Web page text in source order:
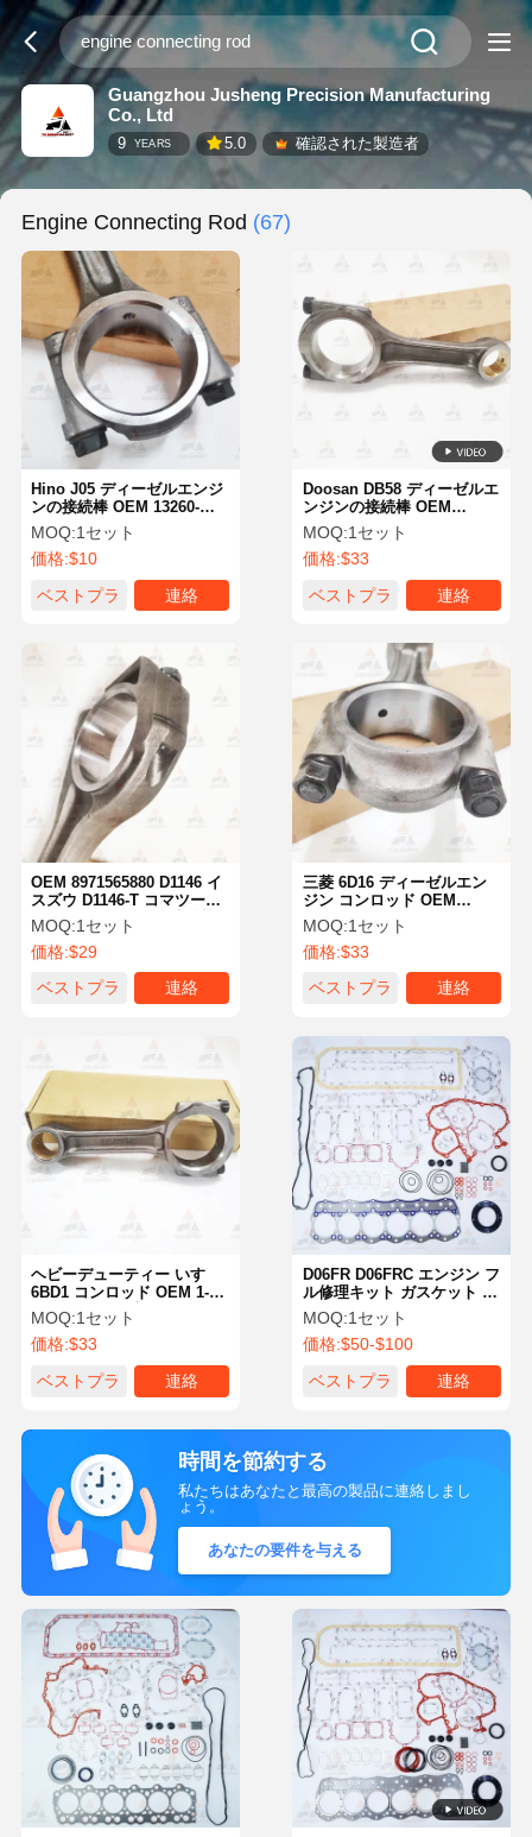
Guangzhou Jusheng Precision Manufacturing
Co., Ltd
9 YEARS 5.0 確認された製造者
Engine Connecting Rod (67)
Hino J05 ディーゼルエンジ
ンの接続棒 OEM 13260-
1790A 13260-E0100-01
MOQ:1セット
価格:$10
ベストプラ
連絡
Doosan DB58 ディーゼルエ
ンジンの接続棒 OEM
65.09401-6015 65.09401-
6002 エンジン接続棒
MOQ:1セット
価格:$33
ベストプラ
連絡
OEM 8971565880 D1146 イ
スズウ D1146-T コマツー
PC200用のエンジン接続棒
交換
MOQ:1セット
価格:$29
ベストプラ
連絡
三菱 6D16 ディーゼルエン
ジン コンロッド OEM
ME304973 ME304974
ME072401
MOQ:1セット
価格:$33
ベストプラ
連絡
ヘビーデューティー いすゞ
6BD1 コンロッド OEM 1-
12230104-1 日立 EX200-
1/2/3 UH07-7 用
MOQ:1セット
価格:$33
ベストプラ
連絡
D06FR D06FRC エンジン フ
ル修理キット ガスケット ピ
ストン ベアリング セット
OE ME049588
MOQ:1セット
価格:$50-$100
ベストプラ
連絡
時間を節約する
私たちはあなたと最高の製品に連絡しまし
ょう。
あなたの要件を与える